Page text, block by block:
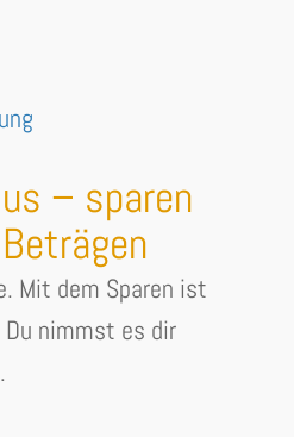
– sparen
Mit dem Sparen ist
Du nimmst es dir